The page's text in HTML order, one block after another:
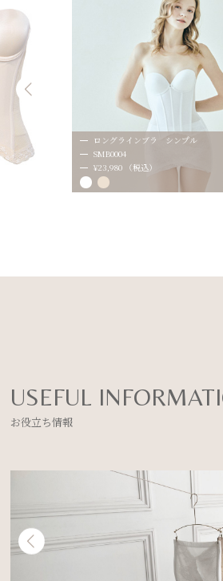
ロングラインブラ シンプル
SMB0004
¥23,980 （税込）
USEFUL
お役立ち情報